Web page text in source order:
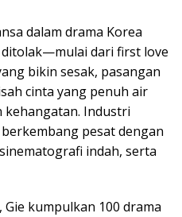
dalam drama Korea
dari first love
bikin sesak, pasangan
cinta yang penuh air
kehangatan. Industri
pesat dengan
indah, serta
kumpulkan 100 drama